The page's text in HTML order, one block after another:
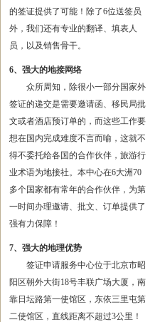
的签证提供了可能！除了6位送签员
外，我们还有专业的翻译、填表人
员，以及销售骨干。
6、强大的地接网络
众所周知，除很小一部分国家外
签证的递交是需要邀请函、移民局批
文或者酒店预订单的，而这些工作要
想在国内完成难度不言而喻，这就不
得不委托给各国的合作伙伴，旅游行
业术语为地接社。本中心在6大洲70
多个国家都有常年的合作伙伴，为第
一时间办理邀请、批文、订单提供了
强有力保障！
7、强大的地理优势
签证申请服务中心位于北京市昭
阳区朝外大街18号丰联广场大厦，南
靠日坛路第一使馆区，东依三里屯第
二使馆区，直线距离不超过3公里！